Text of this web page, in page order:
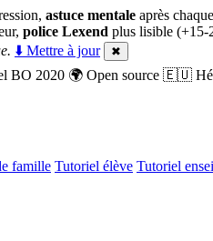
astuce mentale après
police Lexend plus lisible (+15-
⬇️ Mettre à jour ✖
BO 2020 🌍 Open source 🇪🇺
famille Tutoriel élève Tutoriel